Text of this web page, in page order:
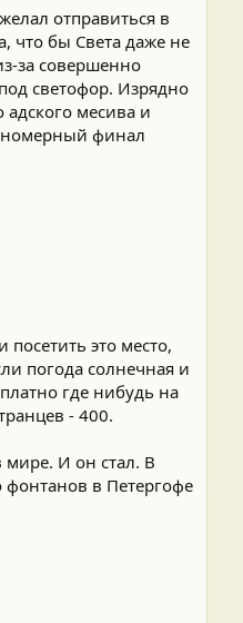
отправиться в
что бы Света даже не
за совершенно
светофор. Изрядно
месива и
финал
это место,
погода солнечная и
где нибудь на
- 400.
И он стал. В
фонтанов в Петергофе